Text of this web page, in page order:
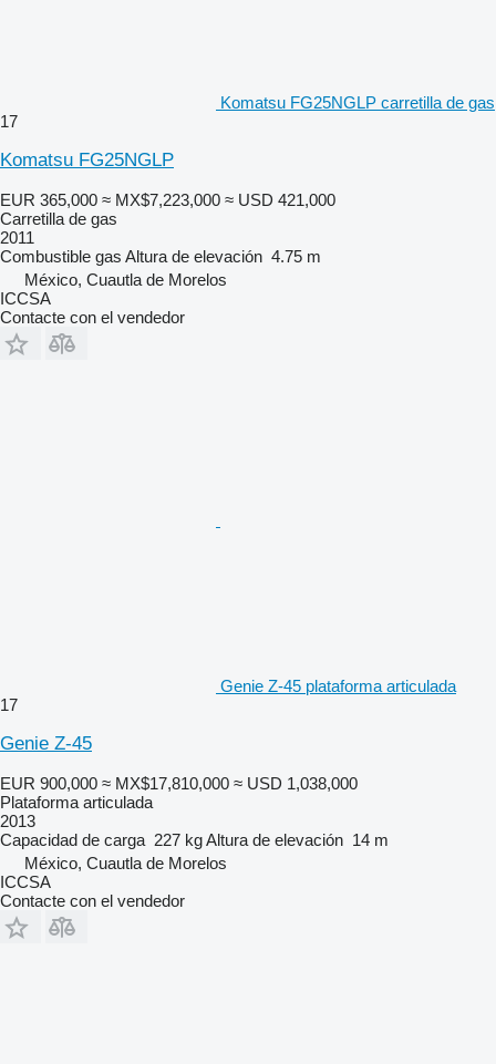
Komatsu FG25NGLP carretilla de gas
17
Komatsu FG25NGLP
EUR 365,000 ≈ MX$7,223,000 ≈ USD 421,000
Carretilla de gas
2011
Combustible gas Altura de elevación 4.75 m
México, Cuautla de Morelos
ICCSA
Contacte con el vendedor
Genie Z-45 plataforma articulada
17
Genie Z-45
EUR 900,000 ≈ MX$17,810,000 ≈ USD 1,038,000
Plataforma articulada
2013
Capacidad de carga 227 kgAltura de elevación 14 m
México, Cuautla de Morelos
ICCSA
Contacte con el vendedor